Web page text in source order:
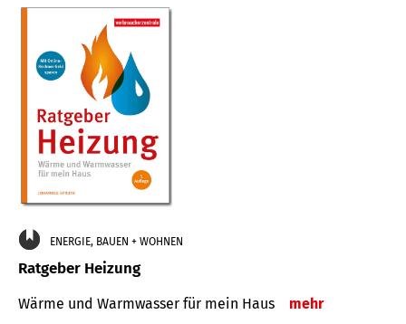
ENERGIE, BAUEN + WOHNEN
Ratgeber Heizung
Wärme und Warmwasser für mein Haus mehr